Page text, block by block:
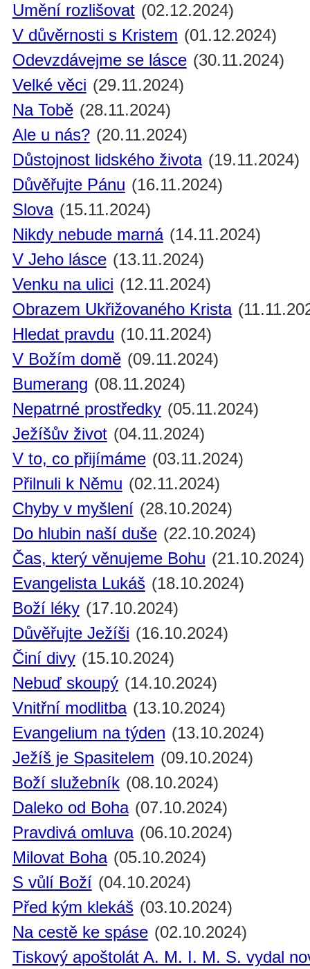
Umění rozlišovat (02.12.2024)
V důvěrnosti s Kristem (01.12.2024)
Odevzdávejme se lásce (30.11.2024)
Velké věci (29.11.2024)
Na Tobě (28.11.2024)
Ale u nás? (20.11.2024)
Důstojnost lidského života (19.11.2024)
Důvěřujte Pánu (16.11.2024)
Slova (15.11.2024)
Nikdy nebude marná (14.11.2024)
V Jeho lásce (13.11.2024)
Venku na ulici (12.11.2024)
Obrazem Ukřižovaného Krista
Hledat pravdu (10.11.2024)
V Božím domě (09.11.2024)
Bumerang (08.11.2024)
Nepatrné prostředky (05.11.2024)
Ježíšův život (04.11.2024)
V to, co přijímáme (03.11.2024)
Přilnuli k Němu (02.11.2024)
Chyby v myšlení (28.10.2024)
Do hlubin naší duše (22.10.2024)
Čas, který věnujeme Bohu (21.10.2024)
Evangelista Lukáš (18.10.2024)
Boží léky (17.10.2024)
Důvěřujte Ježíši (16.10.2024)
Činí divy (15.10.2024)
Nebuď skoupý (14.10.2024)
Vnitřní modlitba (13.10.2024)
Evangelium na týden (13.10.2024)
Ježíš je Spasitelem (09.10.2024)
Boží služebník (08.10.2024)
Daleko od Boha (07.10.2024)
Pravdivá omluva (06.10.2024)
Milovat Boha (05.10.2024)
S vůlí Boží (04.10.2024)
Před kým klekáš (03.10.2024)
Na cestě ke spáse (02.10.2024)
Tiskový apoštolát A. M. I. M. S. vydal